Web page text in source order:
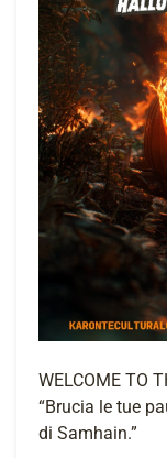
WELCOME TO
“Brucia le tue
di Samhain.”